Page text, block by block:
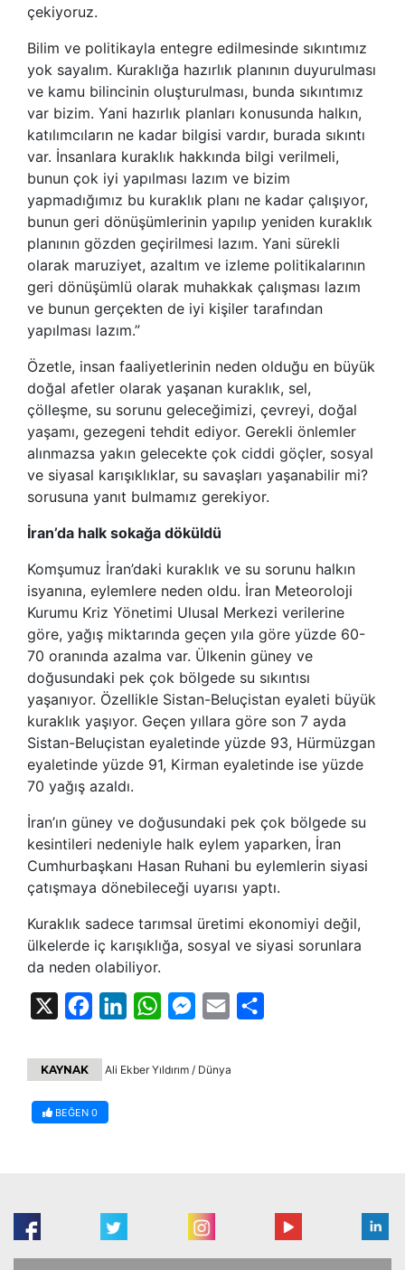
çekiyoruz.
Bilim ve politikayla entegre edilmesinde sıkıntımız
yok sayalım. Kuraklığa hazırlık planının duyurulması
ve kamu bilincinin oluşturulması, bunda sıkıntımız
var bizim. Yani hazırlık planları konusunda halkın,
katılımcıların ne kadar bilgisi vardır, burada sıkıntı
var. İnsanlara kuraklık hakkında bilgi verilmeli,
bunun çok iyi yapılması lazım ve bizim
yapmadığımız bu kuraklık planı ne kadar çalışıyor,
bunun geri dönüşümlerinin yapılıp yeniden kuraklık
planının gözden geçirilmesi lazım. Yani sürekli
olarak maruziyet, azaltım ve izleme politikalarının
geri dönüşümlü olarak muhakkak çalışması lazım
ve bunun gerçekten de iyi kişiler tarafından
yapılması lazım.”
Özetle, insan faaliyetlerinin neden olduğu en büyük
doğal afetler olarak yaşanan kuraklık, sel,
çölleşme, su sorunu geleceğimizi, çevreyi, doğal
yaşamı, gezegeni tehdit ediyor. Gerekli önlemler
alınmazsa yakın gelecekte çok ciddi göçler, sosyal
ve siyasal karışıklıklar, su savaşları yaşanabilir mi?
sorusuna yanıt bulmamız gerekiyor.
İran’da halk sokağa döküldü
Komşumuz İran’daki kuraklık ve su sorunu halkın
isyanına, eylemlere neden oldu. İran Meteoroloji
Kurumu Kriz Yönetimi Ulusal Merkezi verilerine
göre, yağış miktarında geçen yıla göre yüzde 60-
70 oranında azalma var. Ülkenin güney ve
doğusundaki pek çok bölgede su sıkıntısı
yaşanıyor. Özellikle Sistan-Beluçistan eyaleti büyük
kuraklık yaşıyor. Geçen yıllara göre son 7 ayda
Sistan-Beluçistan eyaletinde yüzde 93, Hürmüzgan
eyaletinde yüzde 91, Kirman eyaletinde ise yüzde
70 yağış azaldı.
İran’ın güney ve doğusundaki pek çok bölgede su
kesintileri nedeniyle halk eylem yaparken, İran
Cumhurbaşkanı Hasan Ruhani bu eylemlerin siyasi
çatışmaya dönebileceği uyarısı yaptı.
Kuraklık sadece tarımsal üretimi ekonomiyi değil,
ülkelerde iç karışıklığa, sosyal ve siyasi sorunlara
da neden olabiliyor.
FacebookLinkedInWhatsAppMessenger
Email
KAYNAK Ali Ekber Yıldırım / Dünya
BEĞEN 0